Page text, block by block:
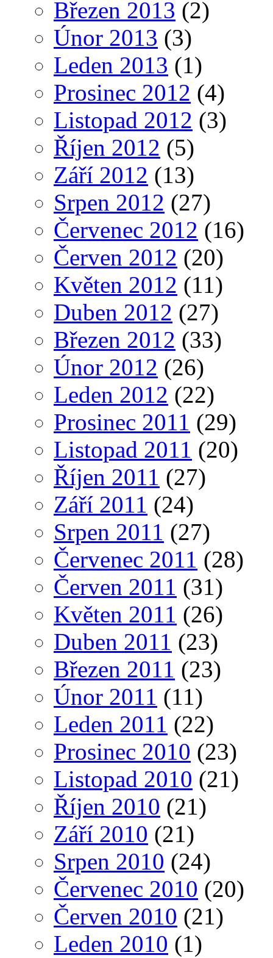
Březen 2013 (2)
Únor 2013 (3)
Leden 2013 (1)
Prosinec 2012 (4)
Listopad 2012 (3)
Říjen 2012 (5)
Září 2012 (13)
Srpen 2012 (27)
Červenec 2012 (16)
Červen 2012 (20)
Květen 2012 (11)
Duben 2012 (27)
Březen 2012 (33)
Únor 2012 (26)
Leden 2012 (22)
Prosinec 2011 (29)
Listopad 2011 (20)
Říjen 2011 (27)
Září 2011 (24)
Srpen 2011 (27)
Červenec 2011 (28)
Červen 2011 (31)
Květen 2011 (26)
Duben 2011 (23)
Březen 2011 (23)
Únor 2011 (11)
Leden 2011 (22)
Prosinec 2010 (23)
Listopad 2010 (21)
Říjen 2010 (21)
Září 2010 (21)
Srpen 2010 (24)
Červenec 2010 (20)
Červen 2010 (21)
Leden 2010 (1)